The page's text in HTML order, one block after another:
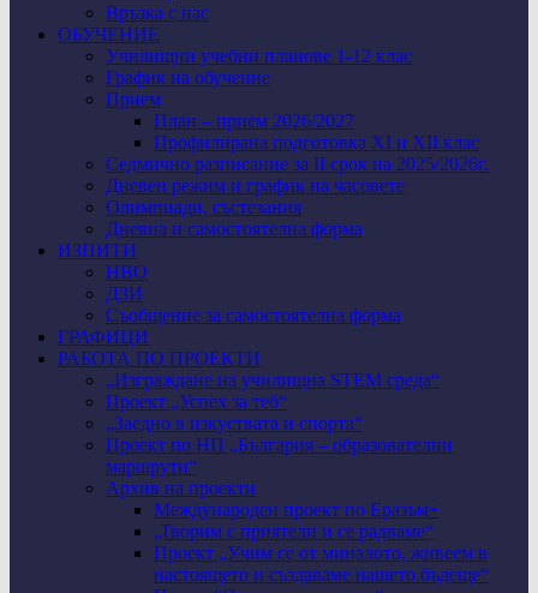
Връзка с нас
ОБУЧЕНИЕ
Училищни учебни планове 1-12 клас
График на обучение
Прием
План – прием 2026/2027
Профилирана подготовка XI и XII клас
Седмично разписание за II срок на 2025/2026г.
Дневен режим и график на часовете
Олимпиади, състезания
Дневна и самостоятелна форма
ИЗПИТИ
НВО
ДЗИ
Съобщение за самостоятелна форма
ГРАФИЦИ
РАБОТА ПО ПРОЕКТИ
„Изграждане на училищна STEM среда“
Проект „Успех за теб“
„Заедно в изкуствата и спорта“
Проект по НП „България – образователни
маршрути“
Архив на проекти
Международен проект по Еразъм+
„Творим с приятели и се радваме“
Проект „Учим се от миналото, живеем в
настоящето и създаваме нашето бъдеще“